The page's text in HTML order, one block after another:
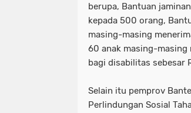
berupa, Bantuan
kepada 500 orang,
masing-masing
60 anak masing-masing
bagi disabilitas sebesar
Selain itu pemprov
Perlindungan Sosial